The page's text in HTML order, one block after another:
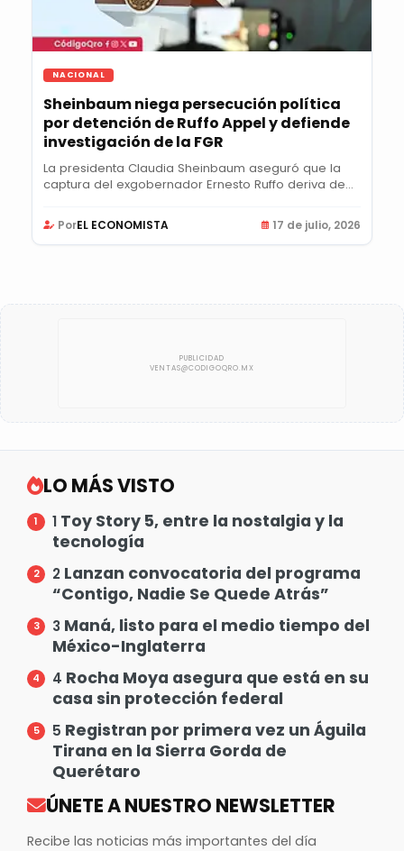
NACIONAL
Sheinbaum niega persecución política
por detención de Ruffo Appel y defiende
investigación de la FGR
La presidenta Claudia Sheinbaum aseguró que la
captura del exgobernador Ernesto Ruffo deriva de...
PorEL ECONOMISTA 17 de julio, 2026
LO MÁS VISTO
1 Toy Story 5, entre la nostalgia y la
tecnología
2 Lanzan convocatoria del programa
“Contigo, Nadie Se Quede Atrás”
3 Maná, listo para el medio tiempo del
México-Inglaterra
4 Rocha Moya asegura que está en su
casa sin protección federal
5 Registran por primera vez un Águila
Tirana en la Sierra Gorda de
Querétaro
ÚNETE A NUESTRO NEWSLETTER
Recibe las noticias más importantes del día